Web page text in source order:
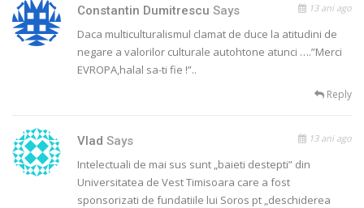
Constantin Dumitrescu Says 13 ani ago
Daca multiculturalismul clamat de duce la atitudini de
negare a valorilor culturale autohtone atunci ….”Merci
EVROPA,halal sa-ti fie !”..
Reply
Vlad Says 13 ani ago
Intelectuali de mai sus sunt „baieti destepti” din
Universitatea de Vest Timisoara care a fost
sponsorizati de fundatiile lui Soros pt „deschiderea